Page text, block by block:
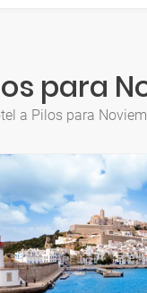
para
a Pilos para